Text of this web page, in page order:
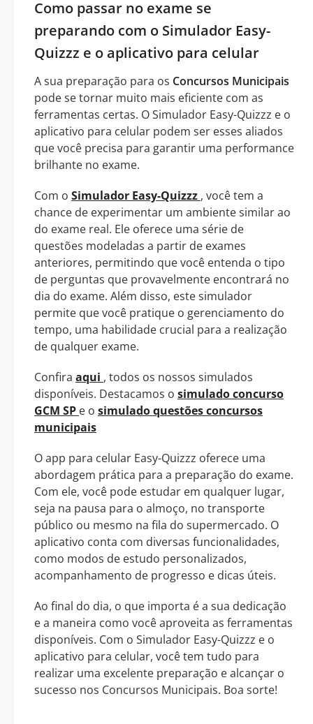
Como passar no exame se
preparando com o Simulador Easy-
Quizzz e o aplicativo para celular
A sua preparação para os Concursos Municipais
pode se tornar muito mais eficiente com as
ferramentas certas. O Simulador Easy-Quizzz e o
aplicativo para celular podem ser esses aliados
que você precisa para garantir uma performance
brilhante no exame.
Com o Simulador Easy-Quizzz , você tem a
chance de experimentar um ambiente similar ao
do exame real. Ele oferece uma série de
questões modeladas a partir de exames
anteriores, permitindo que você entenda o tipo
de perguntas que provavelmente encontrará no
dia do exame. Além disso, este simulador
permite que você pratique o gerenciamento do
tempo, uma habilidade crucial para a realização
de qualquer exame.
Confira aqui , todos os nossos simulados
disponíveis. Destacamos o simulado concurso
GCM SP e o simulado questões concursos
municipais
O app para celular Easy-Quizzz oferece uma
abordagem prática para a preparação do exame.
Com ele, você pode estudar em qualquer lugar,
seja na pausa para o almoço, no transporte
público ou mesmo na fila do supermercado. O
aplicativo conta com diversas funcionalidades,
como modos de estudo personalizados,
acompanhamento de progresso e dicas úteis.
Ao final do dia, o que importa é a sua dedicação
e a maneira como você aproveita as ferramentas
disponíveis. Com o Simulador Easy-Quizzz e o
aplicativo para celular, você tem tudo para
realizar uma excelente preparação e alcançar o
sucesso nos Concursos Municipais. Boa sorte!